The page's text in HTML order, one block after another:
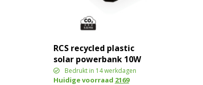
RCS recycled plastic
solar powerbank 10W
Wireless
Bedrukt in 14 werkdagen
Huidige voorraad 2169